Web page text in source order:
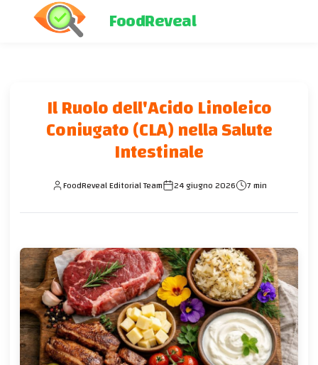
FoodReveal
Il Ruolo dell'Acido Linoleico
Coniugato (CLA) nella Salute
Intestinale
FoodReveal Editorial Team 24 giugno 2026 7 min